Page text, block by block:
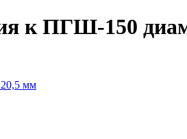
к ПГШ-150